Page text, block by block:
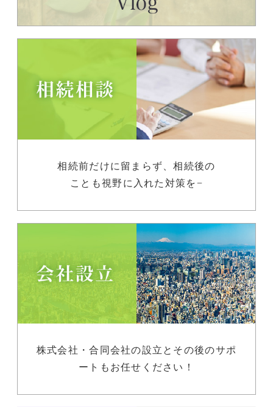
相続前だけに留まらず、相続後の
ことも視野に入れた対策を−
株式会社・合同会社の設立とその後のサポ
ートもお任せください！